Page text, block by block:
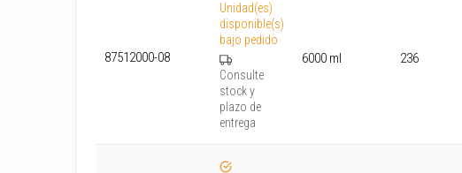
87512000-08
Unidad(es)
disponible(s)
bajo pedido
Consulte
stock y
plazo de
entrega
6000 ml 236